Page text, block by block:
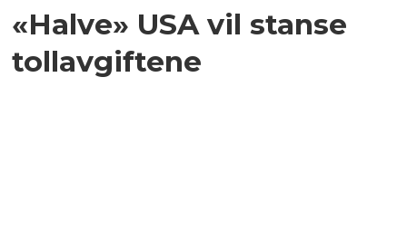
«Halve» USA vil stanse
tollavgiftene